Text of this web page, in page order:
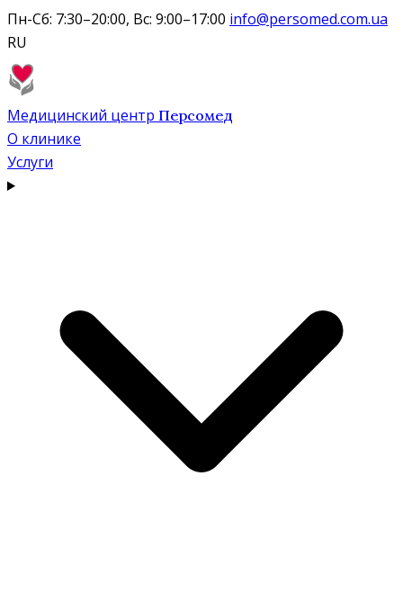
Пн-Сб: 7:30–20:00, Вс: 9:00–17:00 info@persomed.com.ua
RU
Медицинский центр Персомед
О клинике
Услуги